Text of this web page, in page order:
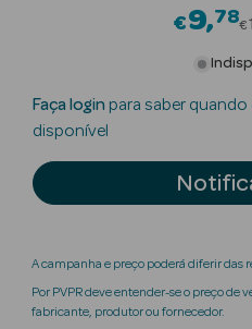
Luxo
Beauty Season
Nutricosmética
Perfumes
Beauty Season
€9 78€
Faça login para saber
disponível
A campanha e preço poderá diferir das
Por PVPR deve entender-se o preço de
fabricante, produtor ou fornecedor.